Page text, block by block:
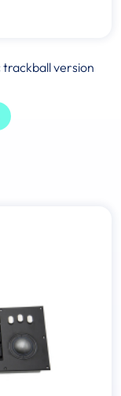
trackball version